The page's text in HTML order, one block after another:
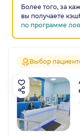
Более того, за
вы получаете
по программе
Выбор